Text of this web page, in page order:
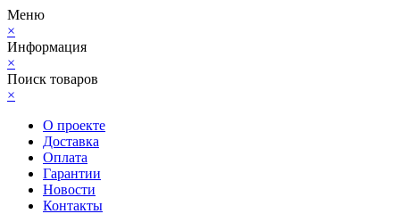
Меню
×
Информация
×
Поиск товаров
×
О проекте
Доставка
Оплата
Гарантии
Новости
Контакты